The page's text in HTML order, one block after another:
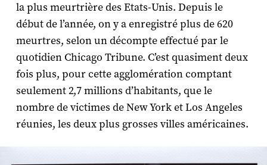
la plus meurtrière des Etats-Unis. Depuis le
début de l’année, on y a enregistré plus de 620
meurtres, selon un décompte effectué par le
quotidien Chicago Tribune. C’est quasiment deux
fois plus, pour cette agglomération comptant
seulement 2,7 millions d’habitants, que le
nombre de victimes de New York et Los Angeles
réunies, les deux plus grosses villes américaines.